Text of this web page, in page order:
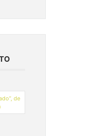
de